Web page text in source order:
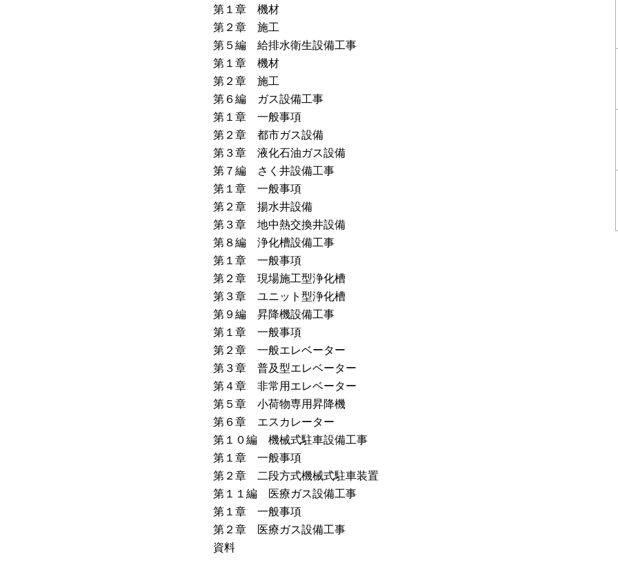
第１章 機材
第２章 施工
第５編 給排水衛生設備工事
第１章 機材
第２章 施工
第６編 ガス設備工事
第１章 一般事項
第２章 都市ガス設備
第３章 液化石油ガス設備
第７編 さく井設備工事
第１章 一般事項
第２章 揚水井設備
第３章 地中熱交換井設備
第８編 浄化槽設備工事
第１章 一般事項
第２章 現場施工型浄化槽
第３章 ユニット型浄化槽
第９編 昇降機設備工事
第１章 一般事項
第２章 一般エレベーター
第３章 普及型エレベーター
第４章 非常用エレベーター
第５章 小荷物専用昇降機
第６章 エスカレーター
第１０編 機械式駐車設備工事
第１章 一般事項
第２章 二段方式機械式駐車装置
第１１編 医療ガス設備工事
第１章 一般事項
第２章 医療ガス設備工事
資料